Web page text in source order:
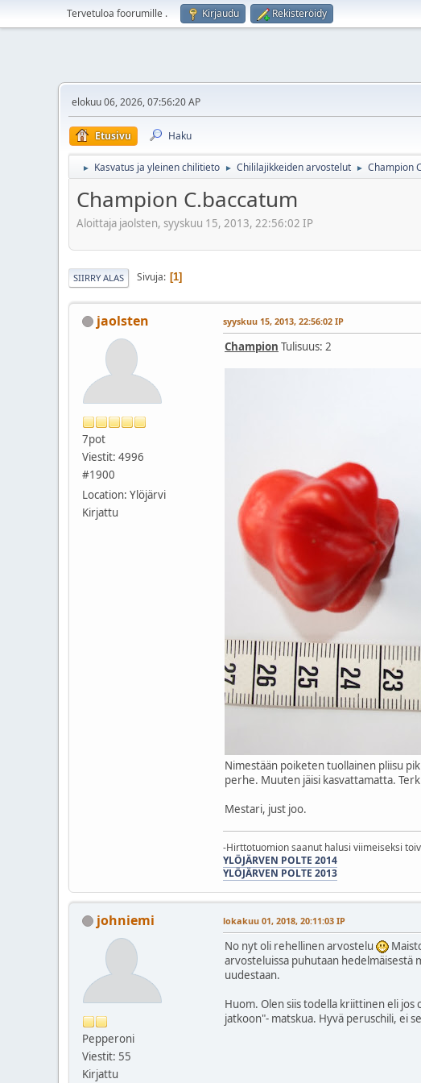
Tervetuloa foorumille . Kirjaudu Rekisteröidy
elokuu 06, 2026, 07:56:20 AP
Etusivu Haku
► Kasvatus ja yleinen chilitieto ► Chililajikkeiden arvostelut ► Champion
Champion C.baccatum
Aloittaja jaolsten, syyskuu 15, 2013, 22:56:02 IP
SIIRRY ALAS Sivuja 1
jaolsten
7pot
Viestit: 4996
#1900
Location: Ylöjärvi
Kirjattu
syyskuu 15, 2013, 22:56:02 IP
Champion Tulisuus: 2
Nimestään poiketen tuollainen pliisu
perhe. Muuten jäisi kasvattamatta.
Mestari, just joo.
-Hirttotuomion saanut halusi viimeiseksi
YLÖJÄRVEN POLTE 2014
YLÖJÄRVEN POLTE 2013
johniemi
Pepperoni
Viestit: 55
Kirjattu
lokakuu 01, 2018, 20:11:03 IP
No nyt oli rehellinen arvostelu
arvosteluissa puhutaan hedelmäisestä
uudestaan.
Huom. Olen siis todella kriittinen eli jos
jatkoon"- matskua. Hyvä peruschili, ei